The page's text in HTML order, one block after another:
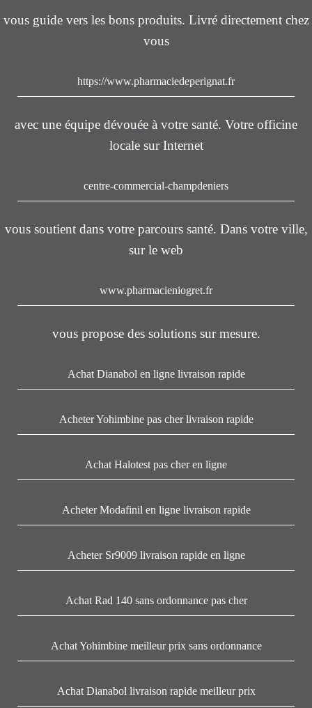
vous guide vers les bons produits. Livré directement chez
vous
https://www.pharmaciedeperignat.fr
avec une équipe dévouée à votre santé. Votre officine
locale sur Internet
centre-commercial-champdeniers
vous soutient dans votre parcours santé. Dans votre ville,
sur le web
www.pharmacieniogret.fr
vous propose des solutions sur mesure.
Achat Dianabol en ligne livraison rapide
Acheter Yohimbine pas cher livraison rapide
Achat Halotest pas cher en ligne
Acheter Modafinil en ligne livraison rapide
Acheter Sr9009 livraison rapide en ligne
Achat Rad 140 sans ordonnance pas cher
Achat Yohimbine meilleur prix sans ordonnance
Achat Dianabol livraison rapide meilleur prix